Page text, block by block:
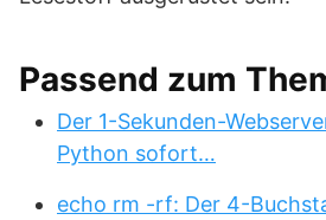
Passend zum
Der 1-Sekunden-
Python sofort…
echo rm -rf: Der 4-